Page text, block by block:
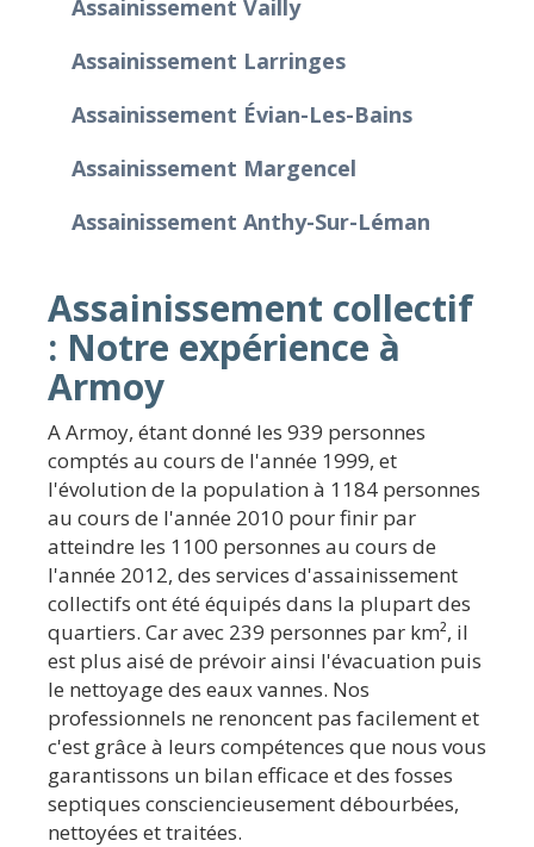
Assainissement Vailly
Assainissement Larringes
Assainissement Évian-Les-Bains
Assainissement Margencel
Assainissement Anthy-Sur-Léman
Assainissement collectif
: Notre expérience à
Armoy
A Armoy, étant donné les 939 personnes
comptés au cours de l'année 1999, et
l'évolution de la population à 1184 personnes
au cours de l'année 2010 pour finir par
atteindre les 1100 personnes au cours de
l'année 2012, des services d'assainissement
collectifs ont été équipés dans la plupart des
quartiers. Car avec 239 personnes par km², il
est plus aisé de prévoir ainsi l'évacuation puis
le nettoyage des eaux vannes. Nos
professionnels ne renoncent pas facilement et
c'est grâce à leurs compétences que nous vous
garantissons un bilan efficace et des fosses
septiques consciencieusement débourbées,
nettoyées et traitées.